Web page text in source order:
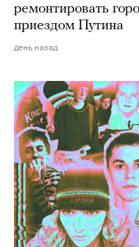
ремонтировать
приездом Путина
день назад